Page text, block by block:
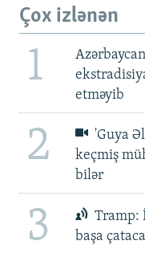
Çox izlənən
1
etməyib
2
'Guya
keçmiş
bilər
3
Tramp:
başa